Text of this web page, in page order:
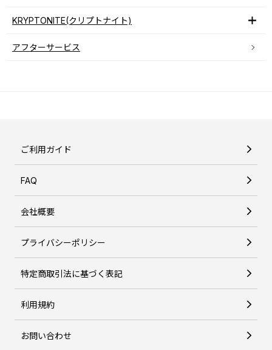
KRYPTONITE(クリプトナイト)
アフターサービス
ご利用ガイド
FAQ
会社概要
プライバシーポリシー
特定商取引法に基づく表記
利用規約
お問い合わせ